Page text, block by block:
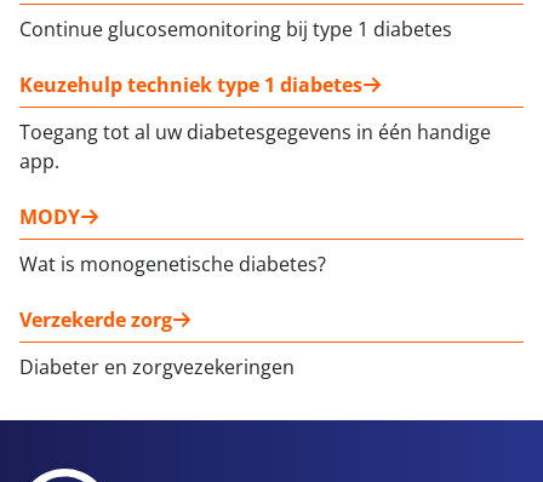
Continue glucosemonitoring bij type 1 diabetes
Keuzehulp techniek type 1 diabetes
Toegang tot al uw diabetesgegevens in één handige
app.
MODY
Wat is monogenetische diabetes?
Verzekerde zorg
Diabeter en zorgvezekeringen